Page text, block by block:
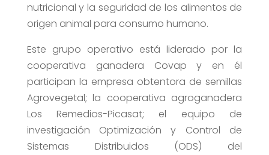
nutricional y la seguridad de los alimentos de
origen animal para consumo humano.
Este grupo operativo está liderado por la
cooperativa ganadera Covap y en él
participan la empresa obtentora de semillas
Agrovegetal; la cooperativa agroganadera
Los Remedios-Picasat; el equipo de
investigación Optimización y Control de
Sistemas Distribuidos (ODS) del